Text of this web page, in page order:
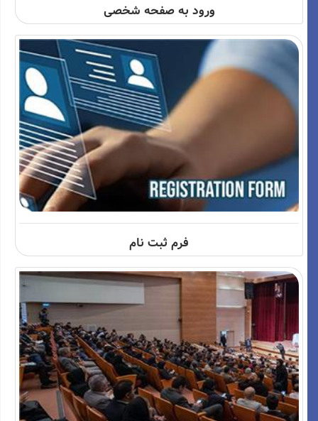
ورود به صفحه شخصی
فرم ثبت نام